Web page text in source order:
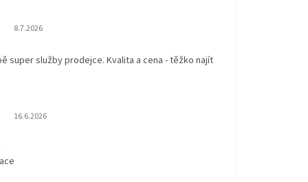
Hodnocení obchodu je 5 z 5 hvězdiček.
8.7.2026
super služby prodejce. Kvalita a cena - těžko najít
Hodnocení obchodu je 5 z 5 hvězdiček.
16.6.2026